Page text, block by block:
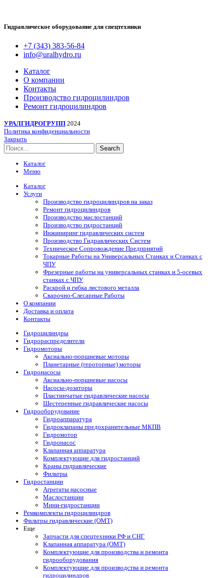
Гидравлическое оборудование для спецтехники
+7 (343) 383-56-84
info@uralhydro.ru
Каталог
О компании
Контакты
Производство гидроцилиндров
Ремонт гидроцилиндров
УРАЛГИДРОГРУПП 2024
Политика конфиденциальности
Закрыть
Search
Каталог
Меню
Каталог
Услуги
Производство гидроцилиндров на заказ
Ремонт гидроцилиндров
Производство маслостанций
Производство гидростанций
Инжиниринг гидравлических систем
Производство Гидравлических Систем
Техническое Сопровождение Предприятий
Токарные Работы на Универсальных Станках и Станках с
ЧПУ
Фрезерные работы на универсальных станках и 5-осевых
станках с ЧПУ
Раскрой и гибка листового металла
Сварочно-Слесарные Работы
О компании
Доставка и оплата
Контакты
Гидроцилиндры
Гидрораспределители
Гидромоторы
Аксиально-поршневые моторы
Планетарные (героторные) моторы
Гидронасосы
Аксиально-поршневые насосы
Насосы-дозаторы
Пластинчатые гидравлические насосы
Шестеренные гидравлические насосы
Гидрооборудование
Гидроаппаратура
Гидроклапаны предохранительные МКПВ
Гидромотор
Гидронасос
Клапанная аппаратура
Комплектующие для гидростанций
Краны гидравлические
Фильтры
Гидростанции
Агрегаты насосные
Маслостанции
Мини-гидростанции
Ремкомплекты гидроцилиндров
Фильтры гидравлические (OMT)
Еще
Запчасти для спецтехники РФ и СНГ
Клапанная аппаратура (OMT)
Комплектующие для производства и ремонта
гидрооборудования
Комплектующие для производства и ремонта
гидроцилиндров